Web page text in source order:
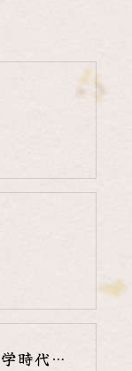
日曜日は、中学時代の、同級生と鮎釣り